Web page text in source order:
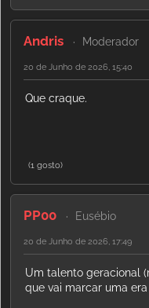
Andris Moderador
20 de Junho de 2026, 15:40
Que craque.
(1 gosto)
PP00 Eusébio
20 de Junho de 2026, 17:49
Um talento geracional
que vai marcar uma era